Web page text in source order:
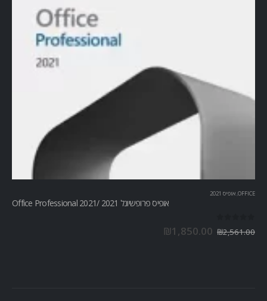
OFFICE
, אופיס 2021
אופיס פרופשיונל 2021 /Office Professional 2021
₪2,561.00
₪1,850.00